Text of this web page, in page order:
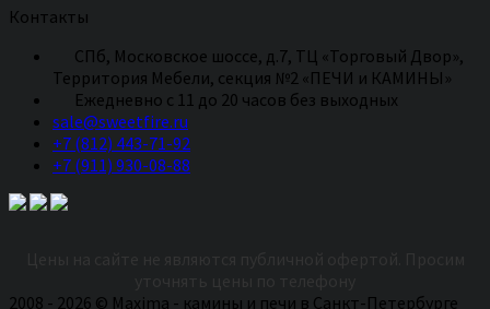
Контакты
СПб, Московское шоссе, д.7, ТЦ «Торговый Двор»,
Территория Мебели, секция №2 «ПЕЧИ и КАМИНЫ»
Eжедневно с 11 до 20 часов без выходных
sale@sweetfire.ru
+7 (812) 443-71-92
+7 (911) 930-08-88
2008 - 2026 © Maxima - камины и печи в Санкт-Петербурге